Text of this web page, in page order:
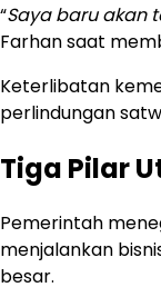
“Saya baru akan
Farhan saat
Keterlibatan
perlindungan
Tiga Pilar
Pemerintah
menjalankan
besar.